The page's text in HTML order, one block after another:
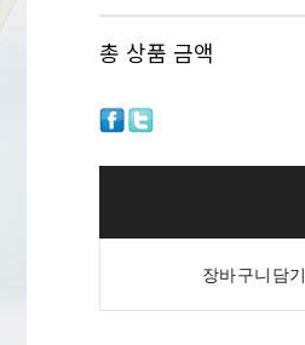
총 상품 금액
장바구니담기